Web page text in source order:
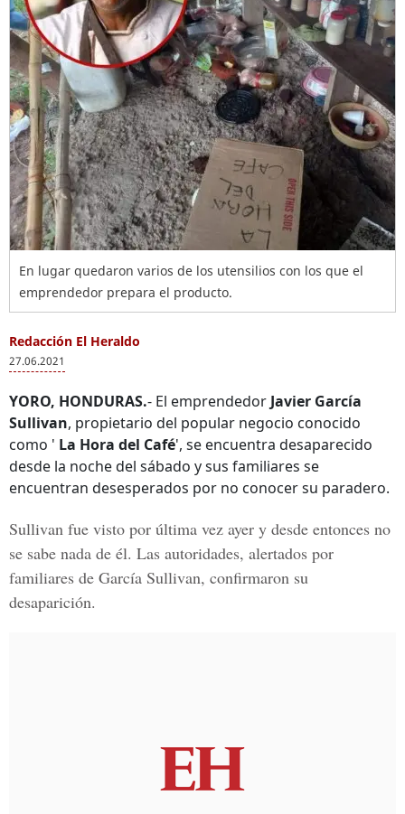
En lugar quedaron varios de los utensilios con los que el
emprendedor prepara el producto.
Redacción El Heraldo
27.06.2021
YORO, HONDURAS.- El emprendedor Javier García
Sullivan, propietario del popular negocio conocido
como ' La Hora del Café', se encuentra desaparecido
desde la noche del sábado y sus familiares se
encuentran desesperados por no conocer su paradero.
Sullivan fue visto por última vez ayer y desde entonces no
se sabe nada de él. Las autoridades, alertados por
familiares de García Sullivan, confirmaron su
desaparición.